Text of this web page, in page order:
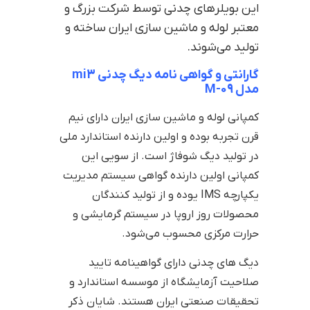
این بویلرهای چدنی توسط شرکت بزرگ و
معتبر لوله و ماشین سازی ایران ساخته و
تولید می‌شوند.
گارانتی و گواهی نامه‌ دیگ چدنی mi3
مدل M-09
کمپانی لوله و ماشین سازی ایران دارای نیم
قرن تجربه بوده و اولین دارنده استاندارد ملی
در تولید دیگ شوفاژ است. از سویی این
کمپانی اولین دارنده گواهی سیستم مدیریت
یکپارچه IMS یوده و از تولید کنندگان
محصولات روز اروپا در سیستم گرمایشی و
حرارت مرکزی محسوب می‌شود.
دیگ های چدنی دارای گواهینامه تایید
صلاحیت آزمایشگاه از موسسه استاندارد و
تحقیقات صنعتی ایران هستند. شایان ذکر